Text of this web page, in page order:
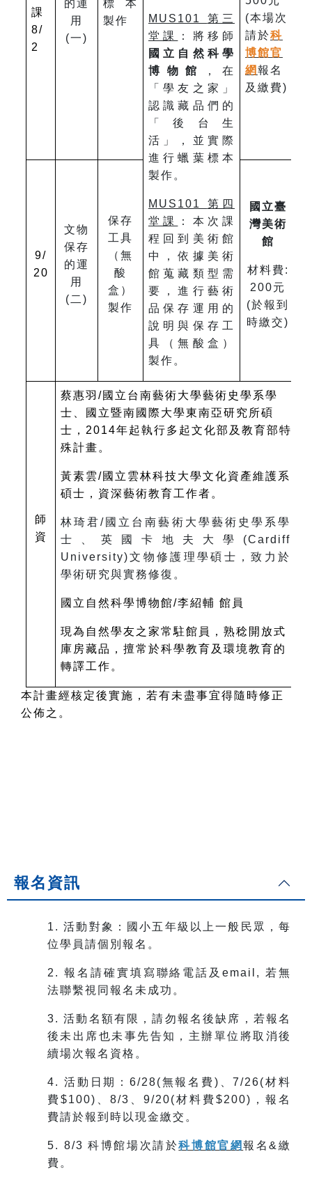
課
8/
2
的運
用
(一)
標本
製作
MUS101 第三
堂課
：將移師
國立自然科學
博物館
，在
「學友之家」
認識藏品們的
「後台生
活」，並實際
進行蠟葉標本
製作。
MUS101 第四
堂課
：本次課
程回到美術館
中，依據美術
館蒐藏類型需
要，進行藝術
品保存運用的
說明與保存工
具（無酸盒）
製作。
(本場次
請於科
博館官
網 報名
及繳費)
9/
20
文物
保存
的運
用
(二)
保存
工具
（無
酸
盒）
製作
國立臺
灣美術
館
材料費:
200元
(於報到
時繳交)
師
資
蔡惠羽/國立台南藝術大學藝術史學系學
士、國立暨南國際大學東南亞研究所碩
士，2014年起執行多起文化部及教育部特
殊計畫。
黃素雲/國立雲林科技大學文化資產維護系
碩士，資深藝術教育工作者。
林琦君/國立台南藝術大學藝術史學系學
士、英國卡地夫大學(Cardiff
University)文物修護理學碩士，致力於
學術研究與實務修復。
國立自然科學博物館/李紹輔 館員
現為自然學友之家常駐館員，熟稔開放式
庫房藏品，擅常於科學教育及環境教育的
轉譯工作。
本計畫經核定後實施，若有未盡事宜得隨時修正
公佈之。
報名資訊
1. 活動對象：國小五年級以上一般民眾，每
位學員請個別報名。
2. 報名請確實填寫聯絡電話及email, 若無
法聯繫視同報名未成功。
3. 活動名額有限，請勿報名後缺席，若報名
後未出席也未事先告知，主辦單位將取消後
續場次報名資格。
4. 活動日期：6/28(無報名費)、7/26(材料
費$100)、8/3、9/20(材料費$200)，報名
費請於報到時以現金繳交。
5. 8/3 科博館場次請於科博館官網報名&繳
費。